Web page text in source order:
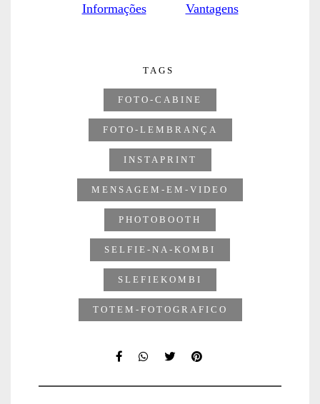
Informações Vantagens
TAGS
FOTO-CABINE
FOTO-LEMBRANÇA
INSTAPRINT
MENSAGEM-EM-VIDEO
PHOTOBOOTH
SELFIE-NA-KOMBI
SLEFIEKOMBI
TOTEM-FOTOGRAFICO